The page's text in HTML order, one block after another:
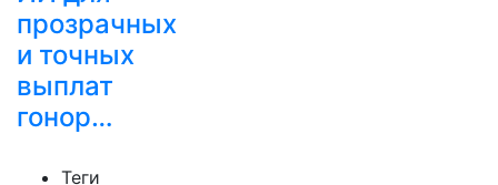
прозрачных
и точных
выплат
гонор…
Теги